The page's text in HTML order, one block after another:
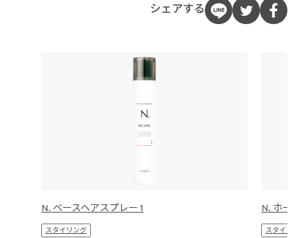
シェアする
N. ベースヘアスプレー 1
スタイリング
N. ホール
スタイリング